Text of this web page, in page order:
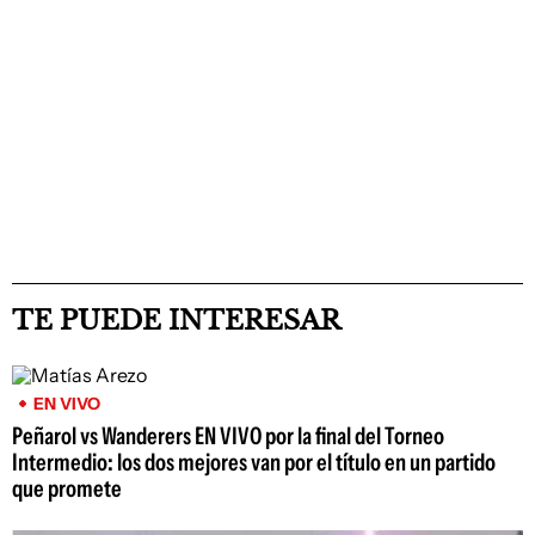
TE PUEDE INTERESAR
EN VIVO
Peñarol vs Wanderers EN VIVO por la final del Torneo
Intermedio: los dos mejores van por el título en un partido
que promete